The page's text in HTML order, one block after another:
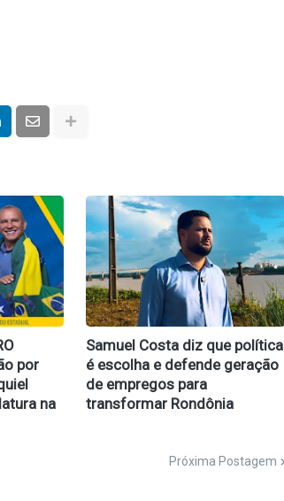
por
na
Samuel Costa diz que política
é escolha e defende geração
de empregos para
transformar Rondônia
Próxima Postagem